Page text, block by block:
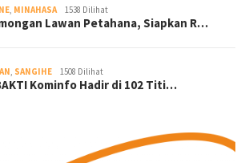
, MINAHASA 1538 Dilihat
Lawan Petahana, Siapkan R…
, SANGIHE 1508 Dilihat
Kominfo Hadir di 102 Titi…